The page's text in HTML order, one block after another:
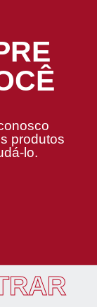
produtos
lo.